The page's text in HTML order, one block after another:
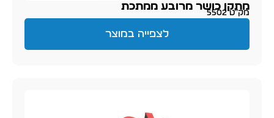
מתקן כושר מרובע ממתכת
מק״ט 5502
לצפייה במוצר